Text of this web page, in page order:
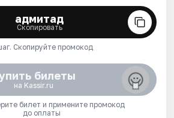
адмитад
Скопировать
Скопируйте промокод
билеты
на Kassir.ru
билет и примените промокод
до оплаты